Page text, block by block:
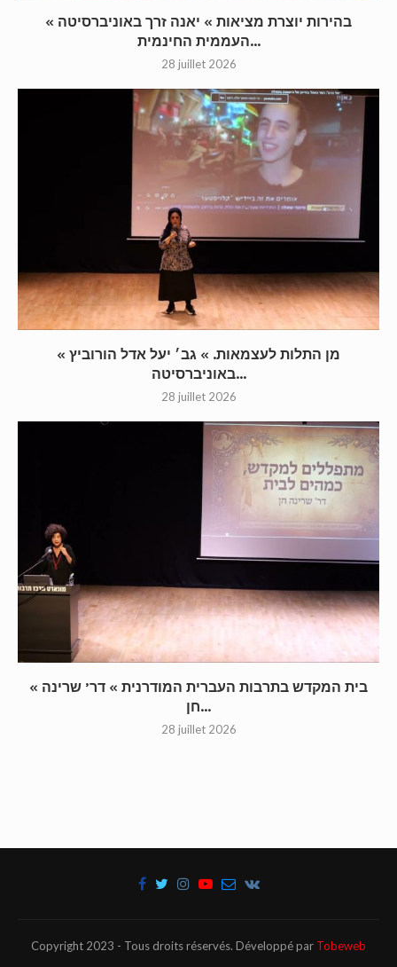
« בהירות יוצרת מציאות » יאנה זרך באוניברסיטה
העממית החינמית...
28 juillet 2026
« מן התלות לעצמאות. » גב׳ יעל אדל הורוביץ
באוניברסיטה...
28 juillet 2026
« בית המקדש בתרבות העברית המודרנית » דר’ שרינה
חן...
28 juillet 2026
Copyright 2023 - Tous droits réservés. Développé par Tobeweb